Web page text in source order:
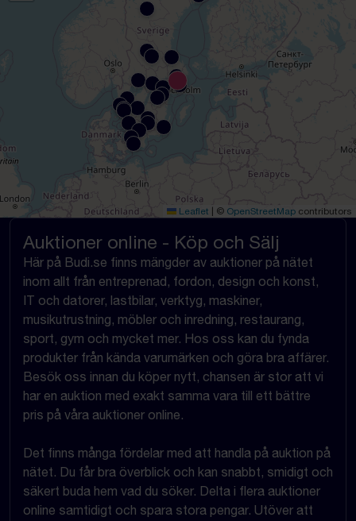
Leaflet © OpenStreetMap contributors
Auktioner online - Köp och Sälj
Här på Budi.se finns mängder av auktioner på nätet
inom allt från entreprenad, fordon, design och konst,
IT och datorer, lastbilar, verktyg, maskiner,
musikutrustning, möbler och inredning, restaurang,
sport, gym och mycket mer. Hos oss kan du fynda
produkter från kända varumärken och göra bra affärer.
Besök oss innan du köper nytt, chansen är stor att vi
har en auktion med exakt samma vara till ett bättre
pris på våra auktioner online.
Det finns många fördelar med att handla på auktion på
nätet. Du får bra överblick och kan snabbt, smidigt och
säkert buda hem vad du söker. Delta i flera auktioner
online samtidigt och spara stora pengar. Utöver att